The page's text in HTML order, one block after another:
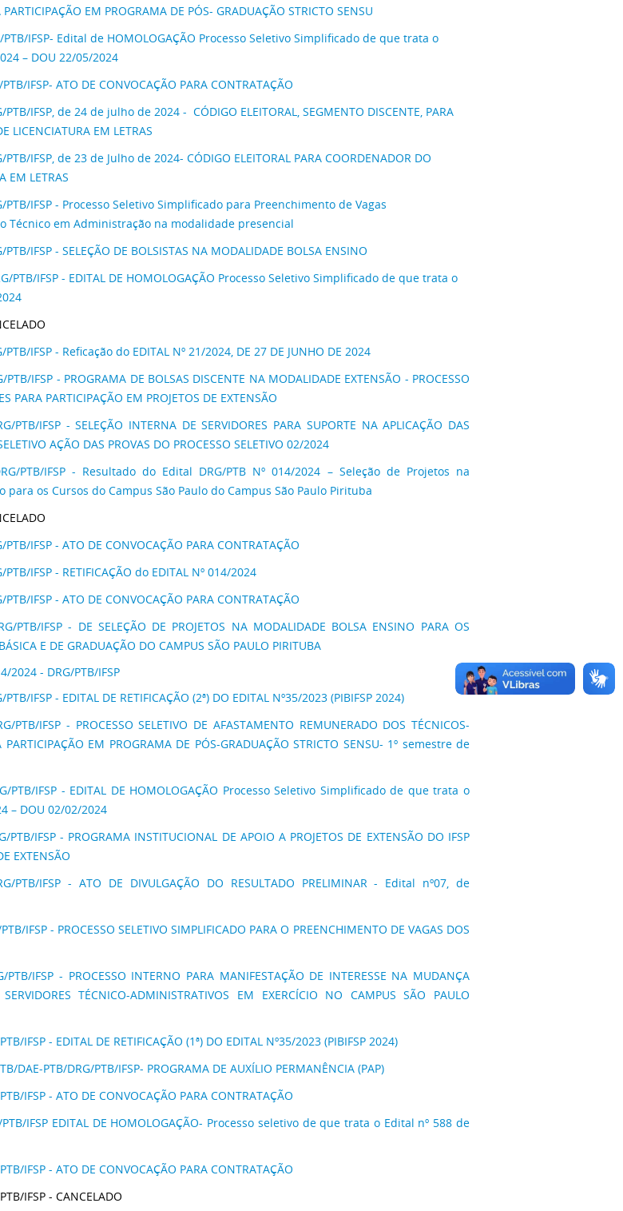
EM PROGRAMA DE PÓS- GRADUAÇÃO STRICTO SENSU
PTB/IFSP- Edital de HOMOLOGAÇÃO Processo Seletivo Simplificado de que trata o
– DOU 22/05/2024
IFSP- ATO DE CONVOCAÇÃO PARA CONTRATAÇÃO
PTB/IFSP, de 24 de julho de 2024 - CÓDIGO ELEITORAL, SEGMENTO DISCENTE, PARA
LICENCIATURA EM LETRAS
PTB/IFSP, de 23 de Julho de 2024- CÓDIGO ELEITORAL PARA COORDENADOR DO
EM LETRAS
PTB/IFSP - Processo Seletivo Simplificado para Preenchimento de Vagas
Técnico em Administração na modalidade presencial
IFSP - SELEÇÃO DE BOLSISTAS NA MODALIDADE BOLSA ENSINO
PTB/IFSP - EDITAL DE HOMOLOGAÇÃO Processo Seletivo Simplificado de que trata o
PTB/IFSP - Reficação do EDITAL Nº 21/2024, DE 27 DE JUNHO DE 2024
IFSP - PROGRAMA DE BOLSAS DISCENTE NA MODALIDADE EXTENSÃO - PROCESSO
PARA PARTICIPAÇÃO EM PROJETOS DE EXTENSÃO
PTB/IFSP - SELEÇÃO INTERNA DE SERVIDORES PARA SUPORTE NA APLICAÇÃO DAS
AÇÃO DAS PROVAS DO PROCESSO SELETIVO 02/2024
PTB/IFSP - Resultado do Edital DRG/PTB Nº 014/2024 – Seleção de Projetos na
para os Cursos do Campus São Paulo do Campus São Paulo Pirituba
IFSP - ATO DE CONVOCAÇÃO PARA CONTRATAÇÃO
IFSP - RETIFICAÇÃO do EDITAL Nº 014/2024
IFSP - ATO DE CONVOCAÇÃO PARA CONTRATAÇÃO
PTB/IFSP - DE SELEÇÃO DE PROJETOS NA MODALIDADE BOLSA ENSINO PARA OS
E DE GRADUAÇÃO DO CAMPUS SÃO PAULO PIRITUBA
2024 - DRG/PTB/IFSP
IFSP - EDITAL DE RETIFICAÇÃO (2ª) DO EDITAL Nº35/2023 (PIBIFSP 2024)
PTB/IFSP - PROCESSO SELETIVO DE AFASTAMENTO REMUNERADO DOS TÉCNICOS-
PARTICIPAÇÃO EM PROGRAMA DE PÓS-GRADUAÇÃO STRICTO SENSU- 1º semestre de
PTB/IFSP - EDITAL DE HOMOLOGAÇÃO Processo Seletivo Simplificado de que trata o
– DOU 02/02/2024
PTB/IFSP - PROGRAMA INSTITUCIONAL DE APOIO A PROJETOS DE EXTENSÃO DO IFSP
EXTENSÃO
PTB/IFSP - ATO DE DIVULGAÇÃO DO RESULTADO PRELIMINAR - Edital nº07, de
IFSP - PROCESSO SELETIVO SIMPLIFICADO PARA O PREENCHIMENTO DE VAGAS DOS
IFSP - PROCESSO INTERNO PARA MANIFESTAÇÃO DE INTERESSE NA MUDANÇA
TÉCNICO-ADMINISTRATIVOS EM EXERCÍCIO NO CAMPUS SÃO PAULO
IFSP - EDITAL DE RETIFICAÇÃO (1ª) DO EDITAL Nº35/2023 (PIBIFSP 2024)
DAE-PTB/DRG/PTB/IFSP- PROGRAMA DE AUXÍLIO PERMANÊNCIA (PAP)
IFSP - ATO DE CONVOCAÇÃO PARA CONTRATAÇÃO
PTB/IFSP EDITAL DE HOMOLOGAÇÃO- Processo seletivo de que trata o Edital nº 588 de
IFSP - ATO DE CONVOCAÇÃO PARA CONTRATAÇÃO
IFSP - CANCELADO